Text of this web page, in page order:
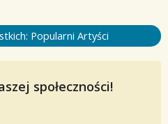
Popularni Artyści
społeczności!